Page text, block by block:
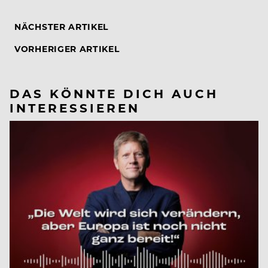
NÄCHSTER ARTIKEL
VORHERIGER ARTIKEL
DAS KÖNNTE DICH AUCH
INTERESSIEREN